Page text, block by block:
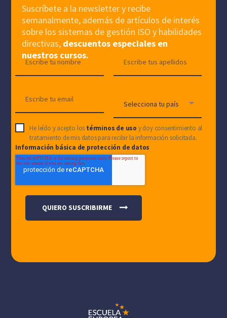
Suscríbete a la newsletter y recibe
semanalmente, además de artículos de interés
sobre los sistemas de gestión ISO y habilidades
directivas, descuentos especiales en
nuestros cursos.
He leído y acepto los términos de uso y doy consentimiento al
tratamiento de mis datos para recibir la información solicitada.
Información básica de protección de datos